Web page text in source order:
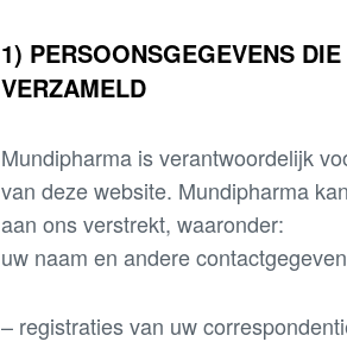
1) PERSOONSGEGEVENS
VERZAMELD
Mundipharma is verantwoordelijk
van deze website. Mundipharma
aan ons verstrekt, waaronder:
uw naam en andere
registraties van uw